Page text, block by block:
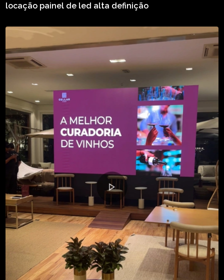
locação painel de led alta definição